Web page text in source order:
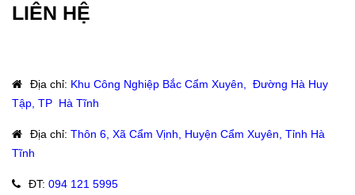
LIÊN HỆ
Địa chỉ: Khu Công Nghiệp Bắc Cẩm Xuyên, Đường Hà Huy
Tập, TP Hà Tĩnh
Địa chỉ: Thôn 6, Xã Cẩm Vịnh, Huyện Cẩm Xuyên, Tỉnh Hà
Tĩnh
ĐT: 094 121 5995